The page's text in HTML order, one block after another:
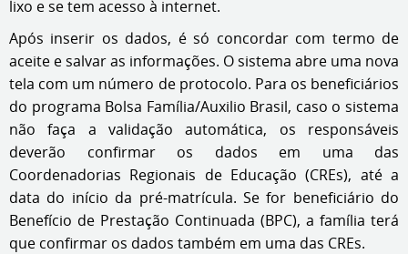
lixo e se tem acesso à internet.
Após inserir os dados, é só concordar com termo de
aceite e salvar as informações. O sistema abre uma nova
tela com um número de protocolo. Para os beneficiários
do programa Bolsa Família/Auxilio Brasil, caso o sistema
não faça a validação automática, os responsáveis
deverão confirmar os dados em uma das
Coordenadorias Regionais de Educação (CREs), até a
data do início da pré-matrícula. Se for beneficiário do
Benefício de Prestação Continuada (BPC), a família terá
que confirmar os dados também em uma das CREs.